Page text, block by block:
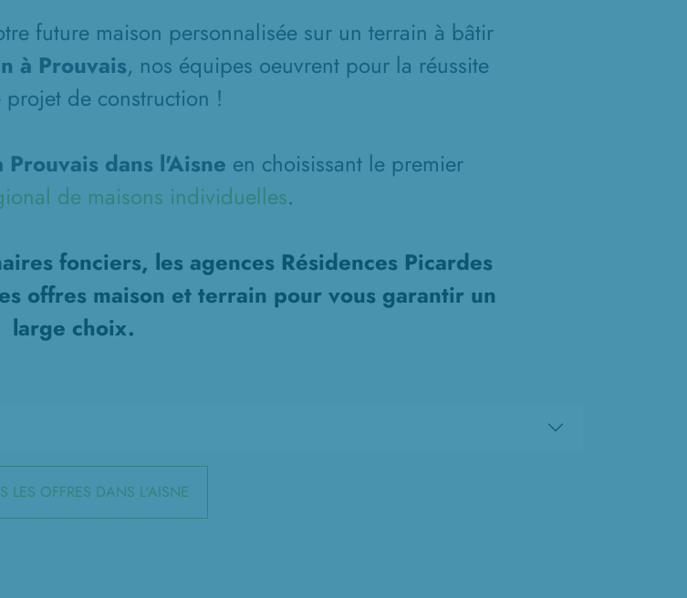
future maison personnalisée sur un terrain à bâtir
à Prouvais, nos équipes oeuvrent pour la réussite
projet de construction !
Prouvais dans l'Aisne en choisissant le premier
de maisons individuelles.
fonciers, les agences Résidences Picardes
offres maison et terrain pour vous garantir un
large choix.
LES OFFRES DANS L'AISNE